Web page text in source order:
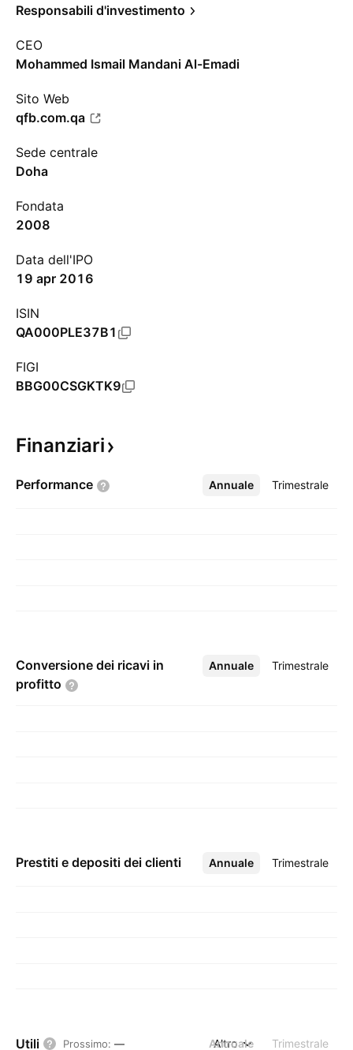
Responsabili d'investimento
CEO
Mohammed Ismail Mandani Al-Emadi
Sito Web
qfb.com.qa
Sede centrale
Doha
Fondata
2008
Data dell'IPO
19 apr 2016
ISIN
QA000PLE37B1
FIGI
BBG00CSGKTK9
Finanziari
Performance Annuale Trimestrale
Altro
Conversione dei ricavi in
profitto
Annuale Trimestrale
Altro
Prestiti e depositi dei clienti Annuale Trimestrale
Altro
Utili Prossimo: — Annuale Trimestrale
Altro